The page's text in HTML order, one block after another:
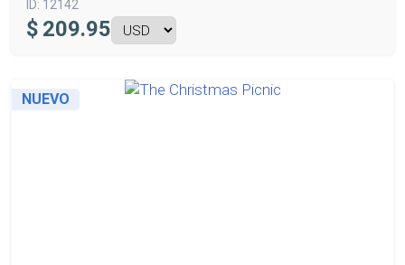
ID: 12142
$ 209.95
NUEVO